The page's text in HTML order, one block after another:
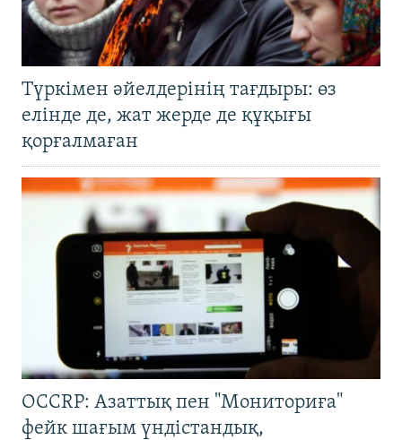
Түркімен әйелдерінің тағдыры: өз
елінде де, жат жерде де құқығы
қорғалмаған
OCCRP: Азаттық пен "Мониториға"
фейк шағым үндістандық,